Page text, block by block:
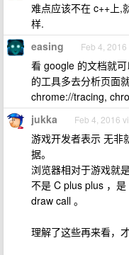
难点应该不在 c++上,
样.
easing Feb 4, 2016
看 google 的文档就
的工具多去分析页面
chrome://tracing,
jukka Feb 4, 2016
游戏开发者表示 无非
据。
浏览器相对于游戏就
不是 C plus plus ，
draw call 。
理解了这些再来看，